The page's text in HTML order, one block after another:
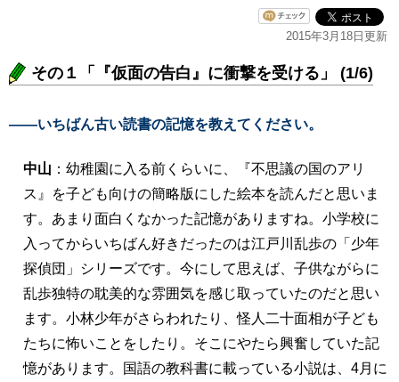
2015年3月18日更新
その１「『仮面の告白』に衝撃を受ける」 (1/6)
――いちばん古い読書の記憶を教えてください。
中山 ：幼稚園に入る前くらいに、『不思議の国のアリ
ス』を子ども向けの簡略版にした絵本を読んだと思いま
す。あまり面白くなかった記憶がありますね。小学校に
入ってからいちばん好きだったのは江戸川乱歩の「少年
探偵団」シリーズです。今にして思えば、子供ながらに
乱歩独特の耽美的な雰囲気を感じ取っていたのだと思い
ます。小林少年がさらわれたり、怪人二十面相が子ども
たちに怖いことをしたり。そこにやたら興奮していた記
憶があります。国語の教科書に載っている小説は、4月に